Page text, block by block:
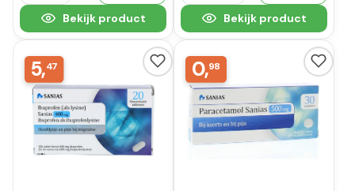
Bekijk product Bekijk product
5,47 0,98